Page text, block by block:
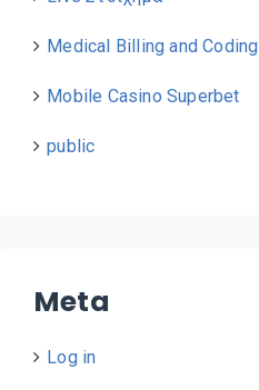
Medical Billing and Coding
Mobile Casino Superbet
public
Meta
Log in